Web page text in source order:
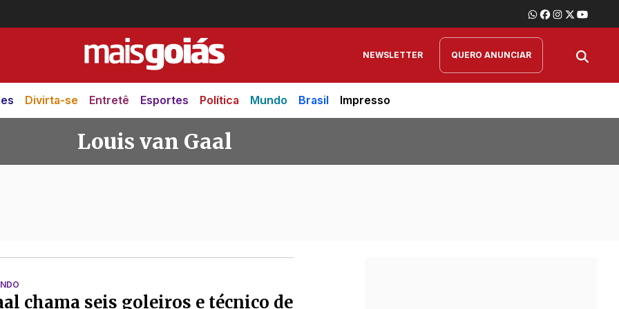
NEWSLETTER QUERO ANUNCIAR
Divirta-se Entretê Esportes Política Mundo Brasil Impresso
Louis van Gaal
chama seis goleiros e técnico de